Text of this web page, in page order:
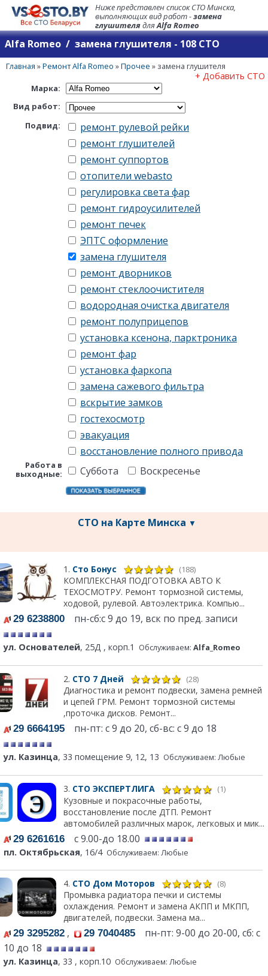
Ниже представлен список СТО Минска,
выполняющих вид работ -замена
глушителядляAlfa Romeo
Alfa Romeo / замена глушителя - 108 СТО
Главная »Ремонт Alfa Romeo »Прочее » замена глушителя
+ Добавить СТО
Марка:
Вид работ:
Подвид:
ремонт рулевой рейки
ремонт глушителей
ремонт суппортов
отопители webasto
регулировка света фар
ремонт гидроусилителей
ремонт печек
ЭПТС оформление
замена глушителя
ремонт дворников
ремонт стеклоочистителя
водородная очистка двигателя
ремонт полуприцепов
установка ксенона, парктроника
ремонт фар
установка фаркопа
замена сажевого фильтра
вскрытие замков
гостехосмотр
эвакуация
восстановление полного привода
Работа в
выходные:
Суббота Воскресенье
СТО на Карте Минска ▼
1. Сто Бонус (188)
КОМПЛЕКСНАЯ ПОДГОТОВКА АВТО К
ТЕХОСМОТРУ. Ремонт тормозной системы,
ходовой, рулевой. Автоэлектрика. Компью...
29 6238800 пн-сб:с 9 до 19, вск по пред. записи
ул. Основателей, 25Д , корп.1 Обслуживаем: Alfa_Romeo
2. СТО 7 Дней (28)
Диагностика и ремонт подвески, замена ремней
и цепей ГРМ. Ремонт тормозной системы
,проточка дисков. Ремонт...
29 6664195 пн-пт: с 9 до 20, сб-вс: с 9 до 18
ул. Казинца, 33 помещение 9, 12, 13 Обслуживаем: Любые
3. СТО ЭКСПЕРТЛИГА (1)
Кузовные и покрасочные работы,
восстановление после ДТП. Ремонт
автомобилей различных марок, легковых и мик...
29 6261616 с 9.00-до 18.00
пл. Октябрьская, 16/4 Обслуживаем: Любые
4. СТО Дом Моторов (8)
Промывка радиатора печки и системы
охлаждения. Ремонт и замена АКПП и МКПП,
двигателей, подвески. Замена ма...
29 3295282 , 29 7040485 пн-пт: 9-00 до 20-00, сб: с
10 до 18
ул. Казинца, 33 , корп.10 Обслуживаем: Любые